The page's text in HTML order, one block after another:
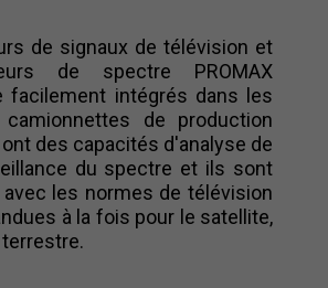
de signaux de télévision et
de spectre PROMAX
facilement intégrés dans les
de production
des capacités d'analyse de
du spectre et ils sont
les normes de télévision
à la fois pour le satellite,
terrestre.